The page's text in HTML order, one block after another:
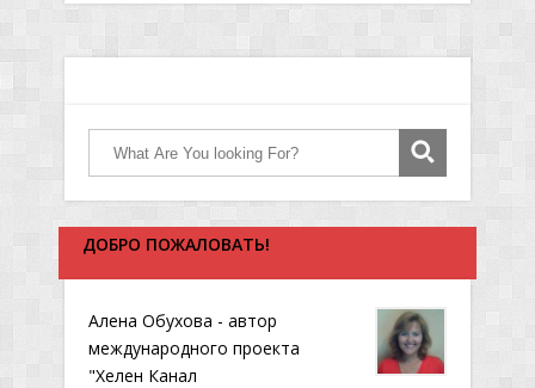
ДОБРО ПОЖАЛОВАТЬ!
Алена Обухова - автор
международного проекта
"Хелен Канал